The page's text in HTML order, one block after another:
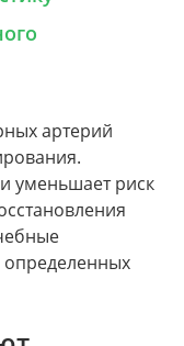
артерий
уменьшает риск